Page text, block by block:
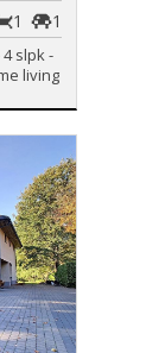
1
1
slpk -
living